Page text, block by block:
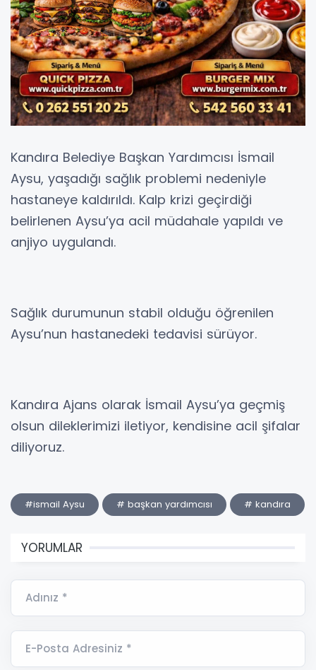
Kandıra Belediye Başkan Yardımcısı İsmail
Aysu, yaşadığı sağlık problemi nedeniyle
hastaneye kaldırıldı. Kalp krizi geçirdiği
belirlenen Aysu’ya acil müdahale yapıldı ve
anjiyo uygulandı.
Sağlık durumunun stabil olduğu öğrenilen
Aysu’nun hastanedeki tedavisi sürüyor.
Kandıra Ajans olarak İsmail Aysu’ya geçmiş
olsun dileklerimizi iletiyor, kendisine acil şifalar
diliyoruz.
#ismail Aysu # başkan yardımcısı # kandıra
YORUMLAR
Adınız *
E-Posta Adresiniz *